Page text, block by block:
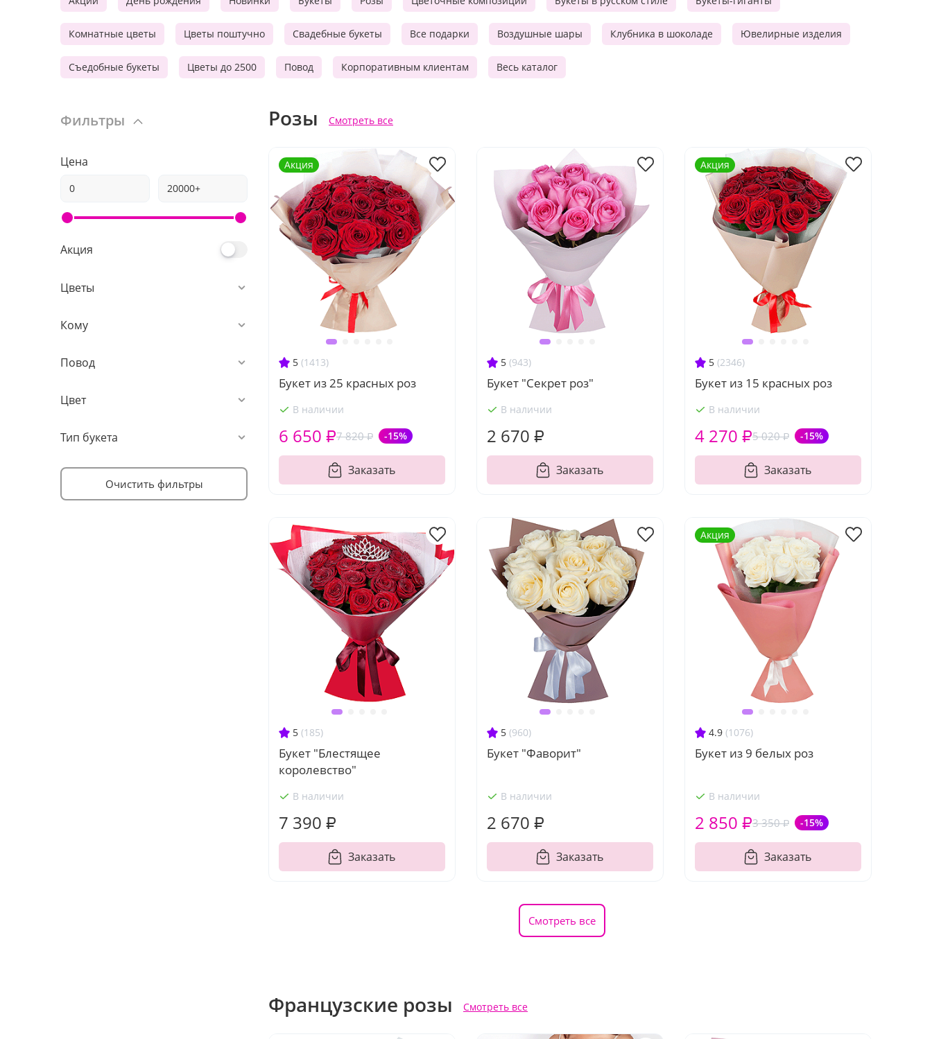
Комнатные цветы Цветы поштучно Свадебные букеты Все подарки Воздушные шары Клубника в шоколаде Ювелирные изделия
Съедобные букеты Цветы до 2500 Повод Корпоративным клиентам Весь каталог
Фильтры
Цена
Акция
Цветы
Кому
Повод
Цвет
Тип букета
Очистить фильтры
Розы Смотреть все
5 (1413)
Букет из 25 красных роз
В наличии
7 820 ₽ -15%
6 650 ₽
Заказать
Акция
5 (943)
Букет "Секрет роз"
В наличии
2 670 ₽
Заказать
5 (2346)
Букет из 15 красных роз
В наличии
5 020 ₽ -15%
4 270 ₽
Заказать
Акция
5 (185)
Букет "Блестящее
королевство"
В наличии
7 390 ₽
Заказать
5 (960)
Букет "Фаворит"
В наличии
2 670 ₽
Заказать
4.9 (1076)
Букет из 9 белых роз
В наличии
3 350 ₽ -15%
2 850 ₽
Заказать
Акция
Смотреть все
Французские розы Смотреть все